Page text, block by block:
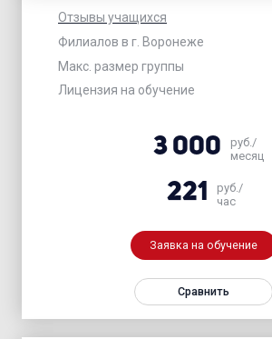
Отзывы учащихся
Филиалов в г. Воронеже
Макс. размер группы
Лицензия на обучение
3 000
руб./
месяц
221
руб./
час
Заявка на обучение
Сравнить